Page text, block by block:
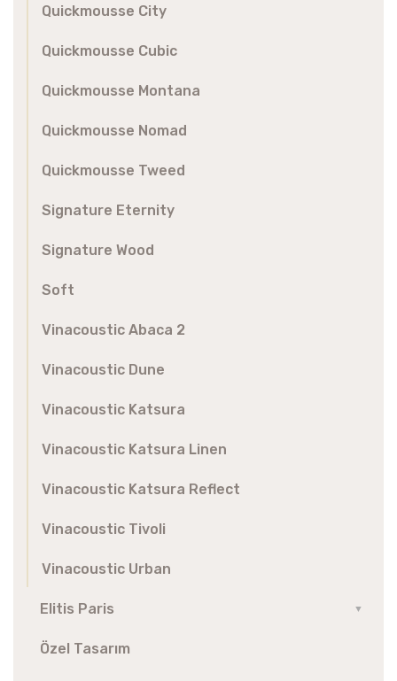
Quickmousse City
Quickmousse Cubic
Quickmousse Montana
Quickmousse Nomad
Quickmousse Tweed
Signature Eternity
Signature Wood
Soft
Vinacoustic Abaca 2
Vinacoustic Dune
Vinacoustic Katsura
Vinacoustic Katsura Linen
Vinacoustic Katsura Reflect
Vinacoustic Tivoli
Vinacoustic Urban
Elitis Paris ▼
Özel Tasarım